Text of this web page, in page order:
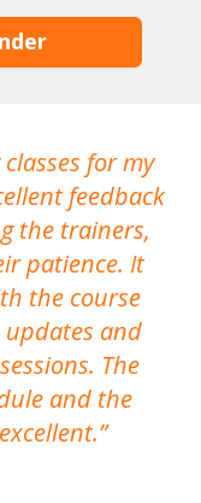
for my
feedback
the trainers,
patience. It
the course
and
The
and the